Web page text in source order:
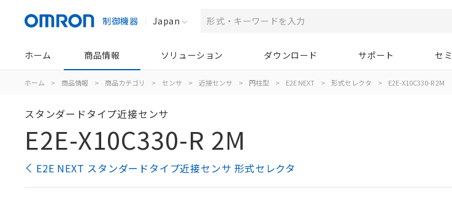
制御機器 Japan
ホーム 商品情報 ソリューション ダウンロード サポート セ
ホーム > 商品情報 > 商品カテゴリ > センサ > 近接センサ > 円柱型 > E2E NEXT > 形式セレクタ > E2E-X10C330-R 2M
スタンダードタイプ近接センサ
E2E-X10C330-R 2M
E2E NEXT スタンダードタイプ近接センサ 形式セレクタ